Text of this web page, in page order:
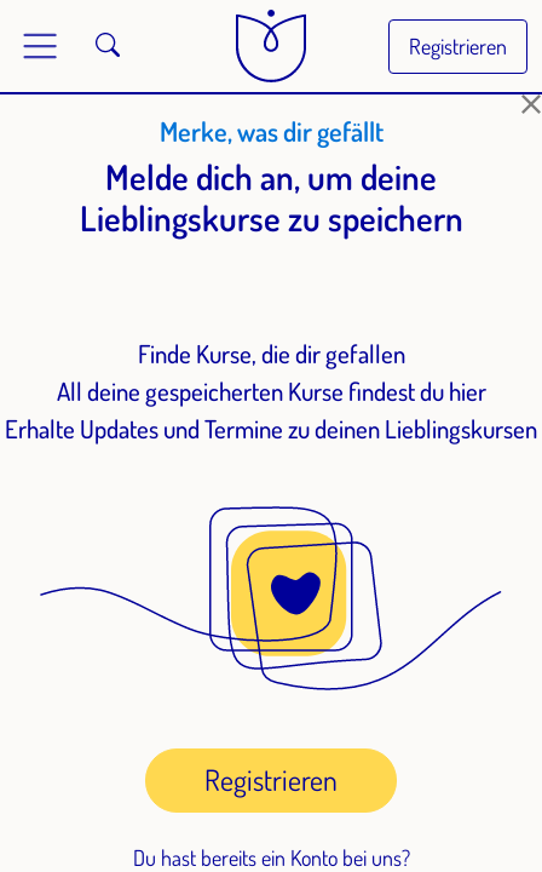
Registrieren
Merke, was dir gefällt
Melde dich an, um deine
Lieblingskurse zu speichern
Finde Kurse, die dir gefallen
All deine gespeicherten Kurse findest du hier
Erhalte Updates und Termine zu deinen Lieblingskursen
Registrieren
Du hast bereits ein Konto bei uns?